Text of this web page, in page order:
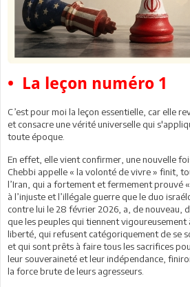
• La leçon numéro 1
C’est pour moi la leçon essentielle, car elle
et consacre une vérité universelle qui
toute époque.
En effet, elle vient confirmer, une nouvelle
Chebbi appelle « la volonté de vivre » finit,
l’Iran, qui a fortement et fermement prouvé
à l’injuste et l’illégale guerre que le duo
contre lui le 28 février 2026, a, de nouveau,
que les peuples qui tiennent
liberté, qui refusent catégoriquement de se
et qui sont prêts à faire tous les sacrifices
leur souveraineté et leur indépendance,
la force brute de leurs agresseurs.